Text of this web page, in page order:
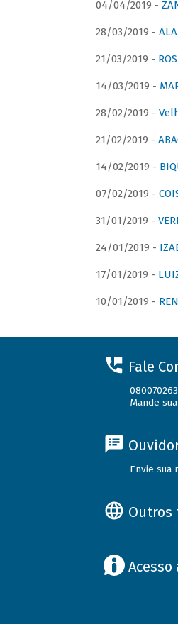
04/04/2019 -
28/03/2019 -
21/03/2019 -
14/03/2019 -
28/02/2019 -
21/02/2019 -
14/02/2019 -
07/02/2019 -
31/01/2019 -
24/01/2019 -
17/01/2019 -
10/01/2019 -
Fale
Mande
Envie sua
Outros